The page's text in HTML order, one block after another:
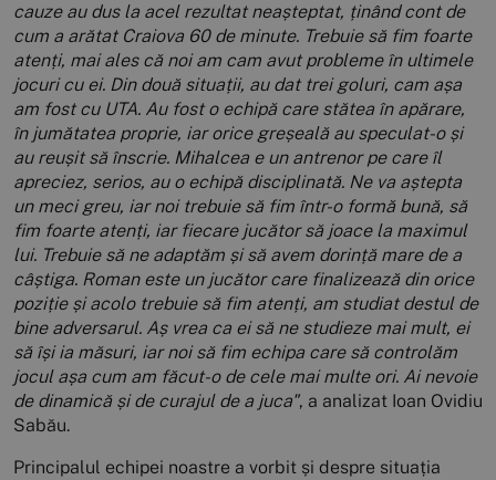
cauze au dus la acel rezultat neașteptat, ținând cont de
cum a arătat Craiova 60 de minute. Trebuie să fim foarte
atenți, mai ales că noi am cam avut probleme în ultimele
jocuri cu ei. Din două situații, au dat trei goluri, cam așa
am fost cu UTA. Au fost o echipă care stătea în apărare,
în jumătatea proprie, iar orice greșeală au speculat-o și
au reușit să înscrie. Mihalcea e un antrenor pe care îl
apreciez, serios, au o echipă disciplinată. Ne va aștepta
un meci greu, iar noi trebuie să fim într-o formă bună, să
fim foarte atenți, iar fiecare jucător să joace la maximul
lui. Trebuie să ne adaptăm și să avem dorință mare de a
câștiga. Roman este un jucător care finalizează din orice
poziție și acolo trebuie să fim atenți, am studiat destul de
bine adversarul. Aș vrea ca ei să ne studieze mai mult, ei
să își ia măsuri, iar noi să fim echipa care să controlăm
jocul așa cum am făcut-o de cele mai multe ori. Ai nevoie
de dinamică și de curajul de a juca", a analizat Ioan Ovidiu
Sabău.
Principalul echipei noastre a vorbit și despre situația